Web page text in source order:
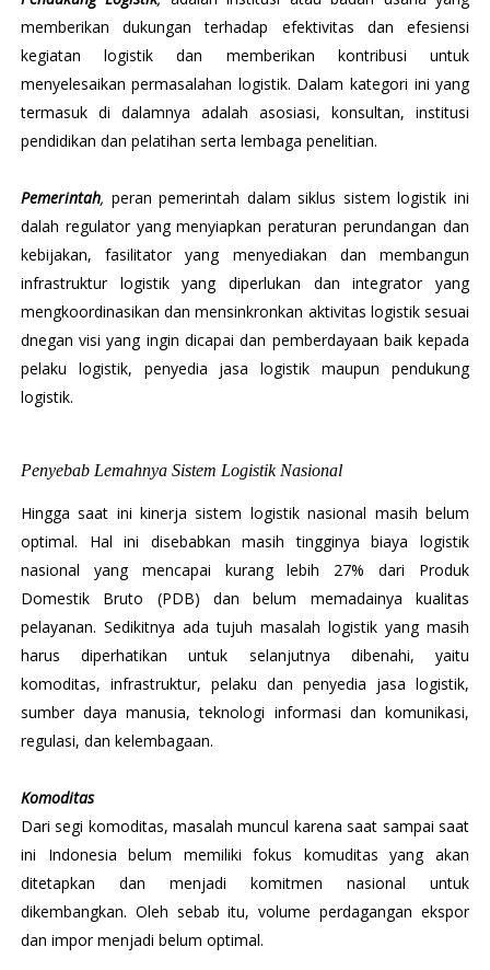
memberikan dukungan terhadap efektivitas dan efesiensi
kegiatan logistik dan memberikan kontribusi untuk
menyelesaikan permasalahan logistik. Dalam kategori ini yang
termasuk di dalamnya adalah asosiasi, konsultan, institusi
pendidikan dan pelatihan serta lembaga penelitian.
Pemerintah, peran pemerintah dalam siklus sistem logistik ini
dalah regulator yang menyiapkan peraturan perundangan dan
kebijakan, fasilitator yang menyediakan dan membangun
infrastruktur logistik yang diperlukan dan integrator yang
mengkoordinasikan dan mensinkronkan aktivitas logistik sesuai
dnegan visi yang ingin dicapai dan pemberdayaan baik kepada
pelaku logistik, penyedia jasa logistik maupun pendukung
logistik.
Penyebab Lemahnya Sistem Logistik Nasional
Hingga saat ini kinerja sistem logistik nasional masih belum
optimal. Hal ini disebabkan masih tingginya biaya logistik
nasional yang mencapai kurang lebih 27% dari Produk
Domestik Bruto (PDB) dan belum memadainya kualitas
pelayanan. Sedikitnya ada tujuh masalah logistik yang masih
harus diperhatikan untuk selanjutnya dibenahi, yaitu
komoditas, infrastruktur, pelaku dan penyedia jasa logistik,
sumber daya manusia, teknologi informasi dan komunikasi,
regulasi, dan kelembagaan.
Komoditas
Dari segi komoditas, masalah muncul karena saat sampai saat
ini Indonesia belum memiliki fokus komuditas yang akan
ditetapkan dan menjadi komitmen nasional untuk
dikembangkan. Oleh sebab itu, volume perdagangan ekspor
dan impor menjadi belum optimal.